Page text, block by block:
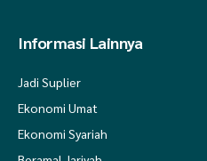
Informasi Lainnya
Jadi Suplier
Ekonomi Umat
Ekonomi Syariah